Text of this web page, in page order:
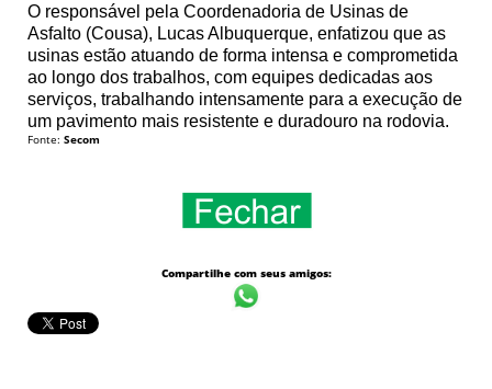
O responsável pela Coordenadoria de Usinas de
Asfalto (Cousa), Lucas Albuquerque, enfatizou que as
usinas estão atuando de forma intensa e comprometida
ao longo dos trabalhos, com equipes dedicadas aos
serviços, trabalhando intensamente para a execução de
um pavimento mais resistente e duradouro na rodovia.
Fonte: Secom
Compartilhe com seus amigos: